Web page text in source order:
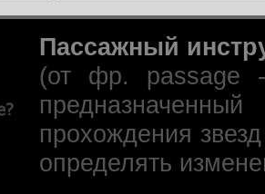
Пассажный
(от фр. passage -
прохождения
определять